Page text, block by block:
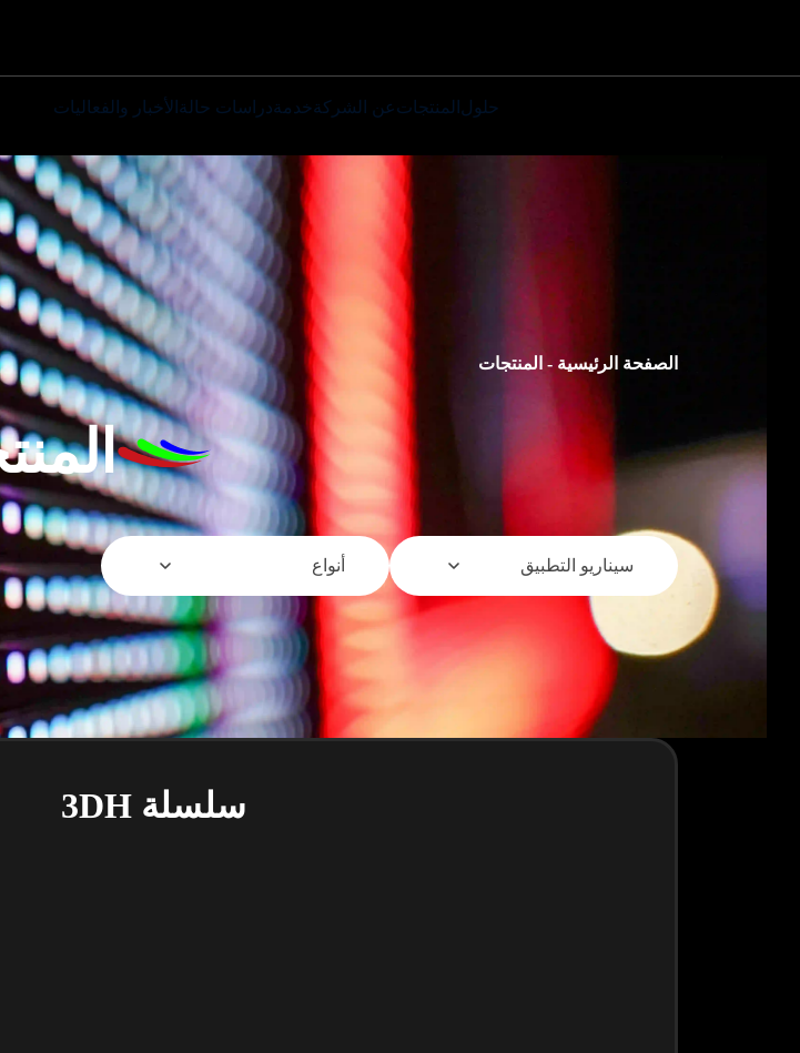
حلول المنتجاتعن الشركةخدمةدراسات حالة الأخبار والفعاليات
الصفحة الرئيسية - المنتجات
سيناريو التطبيق أنواع
سلسلة 3DH